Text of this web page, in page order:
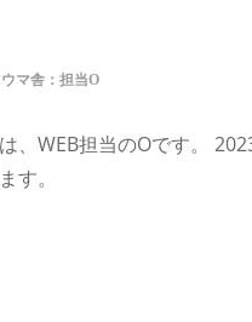
マ舎：担当O
、WEB担当のOです。
す。